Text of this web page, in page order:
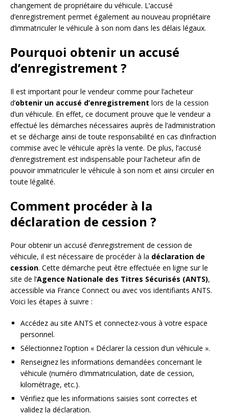
changement de propriétaire du véhicule. L’accusé
d’enregistrement permet également au nouveau propriétaire
d’immatriculer le véhicule à son nom dans les délais légaux.
Pourquoi obtenir un accusé
d’enregistrement ?
Il est important pour le vendeur comme pour l’acheteur
d’obtenir un accusé d’enregistrement lors de la cession
d’un véhicule. En effet, ce document prouve que le vendeur a
effectué les démarches nécessaires auprès de l’administration
et se décharge ainsi de toute responsabilité en cas d’infraction
commise avec le véhicule après la vente. De plus, l’accusé
d’enregistrement est indispensable pour l’acheteur afin de
pouvoir immatriculer le véhicule à son nom et ainsi circuler en
toute légalité.
Comment procéder à la
déclaration de cession ?
Pour obtenir un accusé d’enregistrement de cession de
véhicule, il est nécessaire de procéder à la déclaration de
cession. Cette démarche peut être effectuée en ligne sur le
site de l’Agence Nationale des Titres Sécurisés (ANTS),
accessible via France Connect ou avec vos identifiants ANTS.
Voici les étapes à suivre :
Accédez au site ANTS et connectez-vous à votre espace
personnel.
Sélectionnez l’option « Déclarer la cession d’un véhicule ».
Renseignez les informations demandées concernant le
véhicule (numéro d’immatriculation, date de cession,
kilométrage, etc.).
Vérifiez que les informations saisies sont correctes et
validez la déclaration.